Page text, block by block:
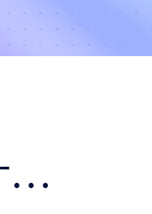
在线设计制作banner